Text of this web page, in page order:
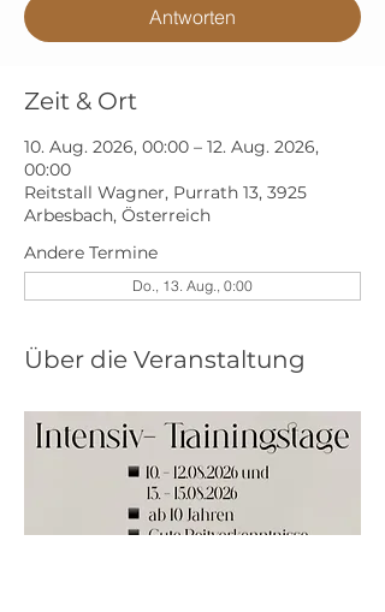
Antworten
Zeit & Ort
10. Aug. 2026, 00:00 – 12. Aug. 2026,
00:00
Reitstall Wagner, Purrath 13, 3925
Arbesbach, Österreich
Andere Termine
Do., 13. Aug., 0:00
Über die Veranstaltung